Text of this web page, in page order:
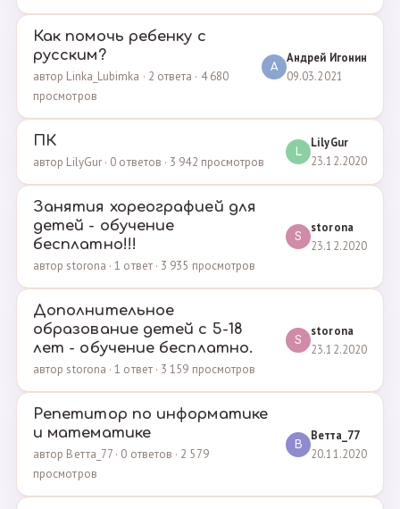
Как помочь ребенку с
русским?
автор Linka_Lubimka · 2 ответа · 4 680
просмотров
А
Андрей Игонин
09.03.2021
ПК
автор LilyGur · 0 ответов · 3 942 просмотров
L
LilyGur
23.12.2020
Занятия хореографией для
детей - обучение
бесплатно!!!
автор storona · 1 ответ · 3 935 просмотров
S
storona
23.12.2020
Дополнительное
образование детей с 5-18
лет - обучение бесплатно.
автор storona · 1 ответ · 3 159 просмотров
S
storona
23.12.2020
Репетитор по информатике
и математике
автор Ветта_77 · 0 ответов · 2 579
просмотров
В
Ветта_77
20.11.2020